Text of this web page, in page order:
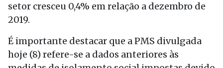
setor cresceu 0,4% em relação a dezembro de
2019.
É importante destacar que a PMS divulgada
hoje (8) refere-se a dados anteriores às